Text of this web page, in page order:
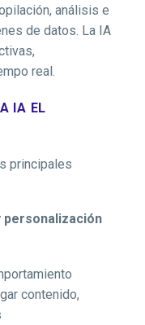
análisis e
de datos. La IA
real.
IA EL
principales
personalización
contenido,